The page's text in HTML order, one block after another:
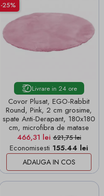
-25%
Livrare in 24 ore
Covor Plusat, EGO-Rabbit
Round, Pink, 2 cm grosime,
spate Anti-Derapant, 180x180
cm, microfibra de matase
Pret
466,31 leiPret de baza
621,75 lei
Economisesti 155.44 lei
ADAUGA IN COS